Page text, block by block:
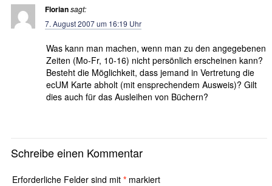
Floriansagt:
7. August 2007 um 16:19 Uhr
Was kann man machen, wenn man zu den angegebenen
Zeiten (Mo-Fr, 10-16) nicht persönlich erscheinen kann?
Besteht die Möglichkeit, dass jemand in Vertretung die
ecUM Karte abholt (mit ensprechendem Ausweis)? Gilt
dies auch für das Ausleihen von Büchern?
Schreibe einen Kommentar
Erforderliche Felder sind mit * markiert